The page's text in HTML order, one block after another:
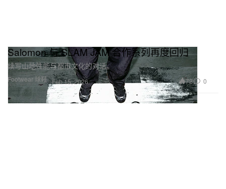
Footwear 球鞋
Salomon 与 SLAM JAM 合作系列再度回归
续写山地性能与都市文化的对话。
Feb 15, 2026 72 0